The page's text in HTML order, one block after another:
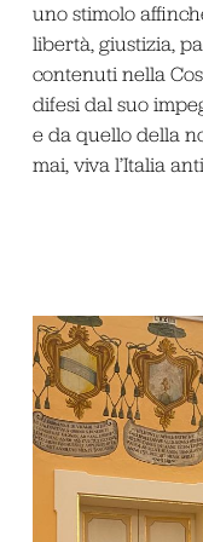
uno stimolo
libertà, giustizia,
contenuti nella
difesi dal suo
e da quello della
mai, viva l’Italia